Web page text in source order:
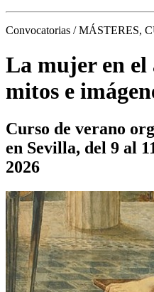
Convocatorias / MÁSTERES,
La mujer en el
mitos e
Curso de verano
en Sevilla, del 9 al
2026